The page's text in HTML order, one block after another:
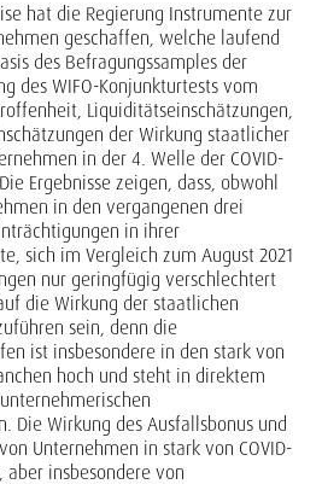
hat die Regierung Instrumente zur
geschaffen, welche laufend
des Befragungssamples der
des WIFO-Konjunkturtests vom
Liquiditätseinschätzungen,
der Wirkung staatlicher
in der 4. Welle der COVID-
Ergebnisse zeigen, dass, obwohl
in den vergangenen drei
in ihrer
sich im Vergleich zum August 2021
nur geringfügig verschlechtert
die Wirkung der staatlichen
sein, denn die
ist insbesondere in den stark von
hoch und steht in direktem
Die Wirkung des Ausfallsbonus und
Unternehmen in stark von COVID-
insbesondere von